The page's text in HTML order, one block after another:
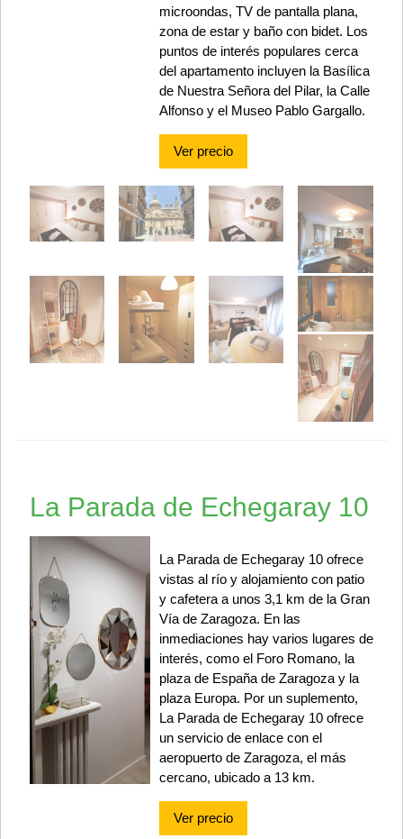
microondas, TV de pantalla plana,
zona de estar y baño con bidet. Los
puntos de interés populares cerca
del apartamento incluyen la Basílica
de Nuestra Señora del Pilar, la Calle
Alfonso y el Museo Pablo Gargallo.
Ver precio
La Parada de Echegaray 10
La Parada de Echegaray 10 ofrece
vistas al río y alojamiento con patio
y cafetera a unos 3,1 km de la Gran
Vía de Zaragoza. En las
inmediaciones hay varios lugares de
interés, como el Foro Romano, la
plaza de España de Zaragoza y la
plaza Europa. Por un suplemento,
La Parada de Echegaray 10 ofrece
un servicio de enlace con el
aeropuerto de Zaragoza, el más
cercano, ubicado a 13 km.
Ver precio